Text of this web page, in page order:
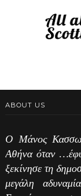
ABOUT US
Ο Μάνος
Αθήνα όταν
ξεκίνησε τη
μεγάλη